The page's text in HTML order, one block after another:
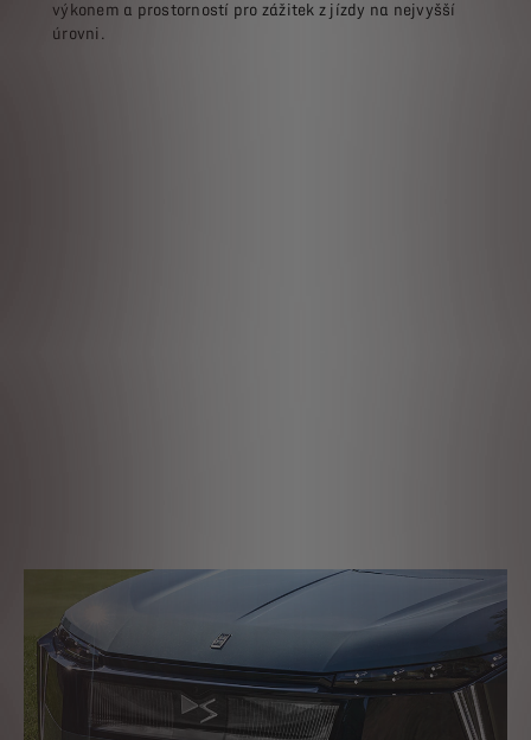
výkonem a prostorností pro zážitek z jízdy na nejvyšší
úrovni.